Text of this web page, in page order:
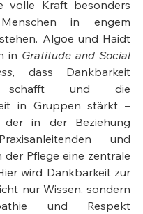
volle Kraft besonders
in engem
Algoe und Haidt
in Gratitude and Social
, dass Dankbarkeit
schafft und die
in Gruppen stärkt –
in der Beziehung
und
der Pflege eine zentrale
wird Dankbarkeit zur
nur Wissen, sondern
und Respekt